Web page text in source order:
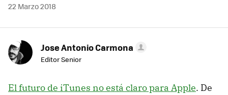
22 Marzo 2018
Jose Antonio Carmona
Editor Senior
El futuro de iTunes no está claro para Apple. De